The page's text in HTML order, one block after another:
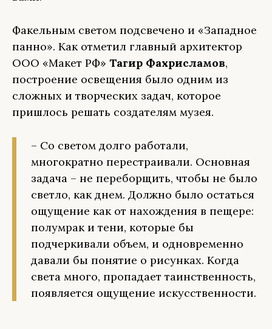
Факельным светом подсвечено и «Западное
панно». Как отметил главный архитектор
ООО «Макет РФ» Тагир Фахрисламов,
построение освещения было одним из
сложных и творческих задач, которое
пришлось решать создателям музея.
– Со светом долго работали,
многократно перестраивали. Основная
задача – не переборщить, чтобы не было
светло, как днем. Должно было остаться
ощущение как от нахождения в пещере:
полумрак и тени, которые бы
подчеркивали объем, и одновременно
давали бы понятие о рисунках. Когда
света много, пропадает таинственность,
появляется ощущение искусственности.